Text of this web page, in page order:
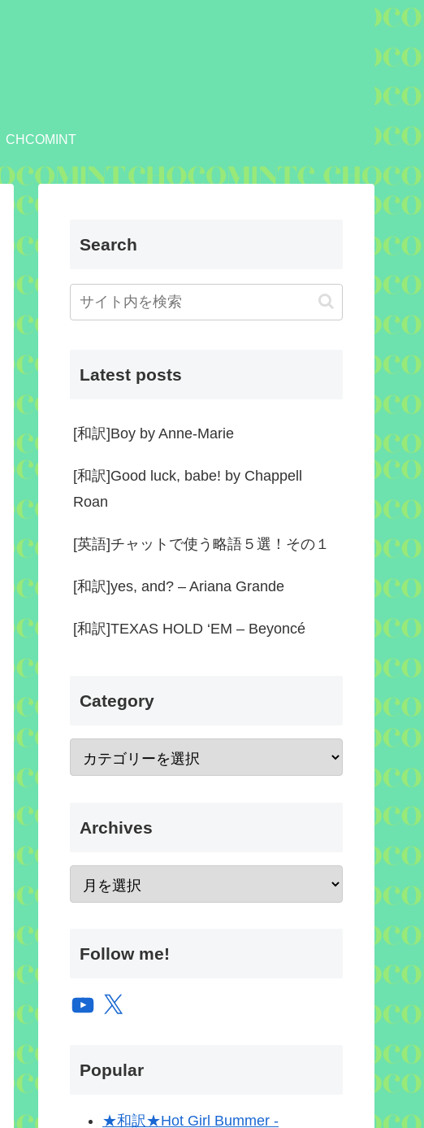
CHCOMINT
Search
Latest posts
[和訳]Boy by Anne-Marie
[和訳]Good luck, babe! by Chappell
Roan
[英語]チャットで使う略語５選！その１
[和訳]yes, and? – Ariana Grande
[和訳]TEXAS HOLD ‘EM – Beyoncé
Category
Archives
Follow me!
YouTube
X
Popular
★和訳★Hot Girl Bummer -